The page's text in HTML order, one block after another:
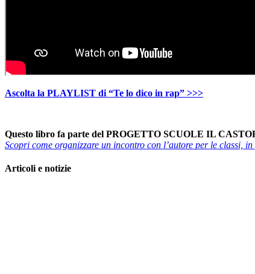
Ascolta la PLAYLIST di “Te lo dico in rap” >>>
Questo libro fa parte del PROGETTO SCUOLE IL
Scopri come organizzare un incontro con l’autore per le classi,
Articoli e notizie